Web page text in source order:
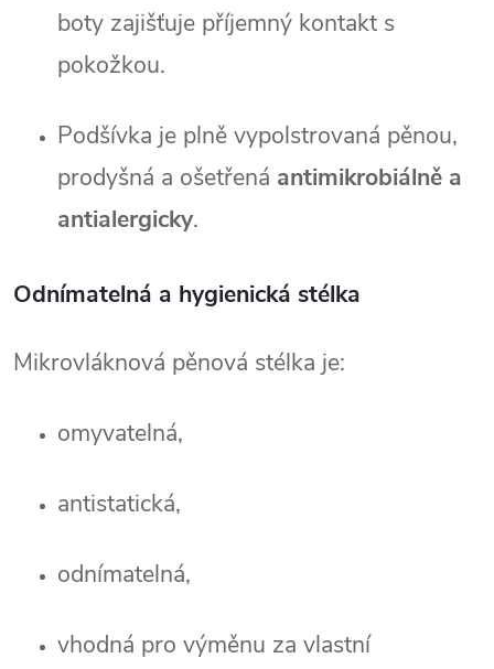
boty zajišťuje příjemný kontakt s
pokožkou.
Podšívka je plně vypolstrovaná pěnou,
prodyšná a ošetřená antimikrobiálně a
antialergicky.
Odnímatelná a hygienická stélka
Mikrovláknová pěnová stélka je:
omyvatelná,
antistatická,
odnímatelná,
vhodná pro výměnu za vlastní